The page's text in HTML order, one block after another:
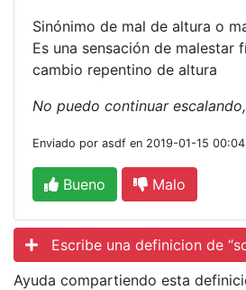
Sinónimo de mal de altura o
Es una sensación de malestar
cambio repentino de altura
No puedo continuar
Enviado por asdf en 2019-01-15
Bueno Malo
Escribe una definicion de
Ayuda compartiendo esta